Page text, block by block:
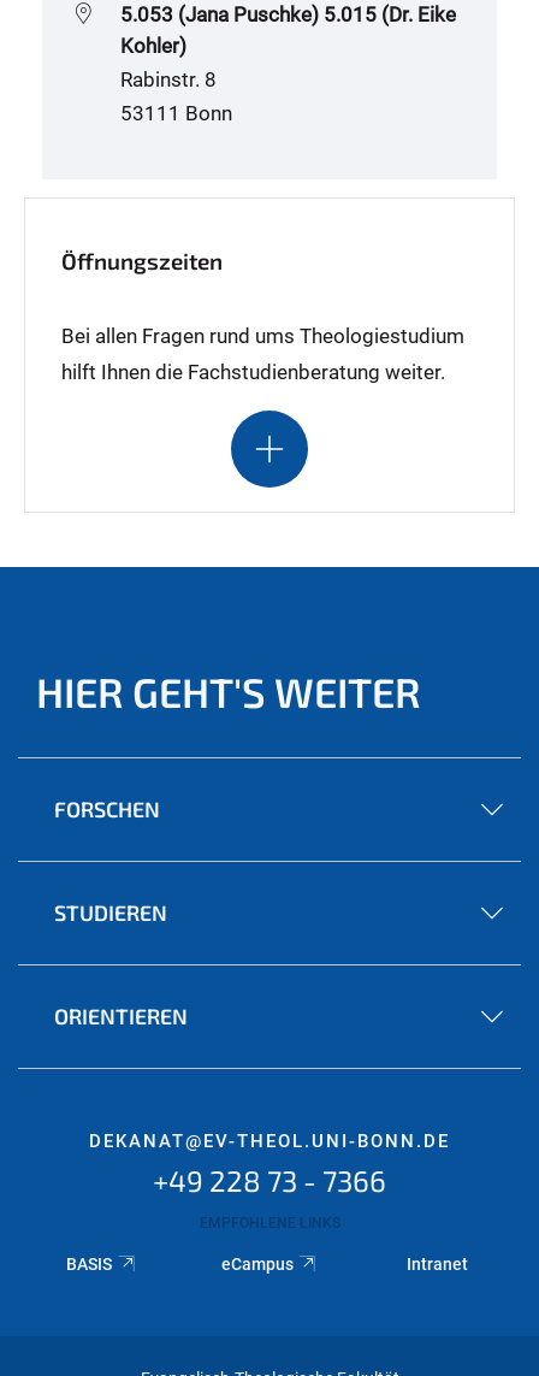
5.053 (Jana Puschke) 5.015 (Dr. Eike
Kohler)
Rabinstr. 8
53111 Bonn
Öffnungszeiten
Bei allen Fragen rund ums Theologiestudium
hilft Ihnen die Fachstudienberatung weiter.
HIER GEHT'S WEITER
FORSCHEN
STUDIEREN
ORIENTIEREN
DEKANAT@EV-THEOL.UNI-BONN.DE
+49 228 73 - 7366
EMPFOHLENE LINKS
BASIS eCampus Intranet